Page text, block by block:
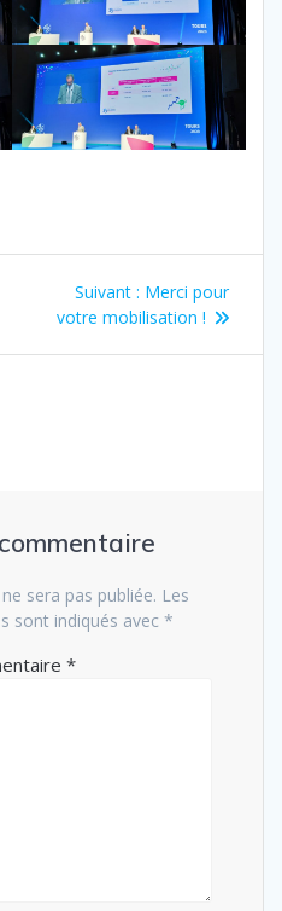
Suivant : Article
suivant
Merci pour
votre mobilisation !
sera pas publiée. Les
sont indiqués avec *
*